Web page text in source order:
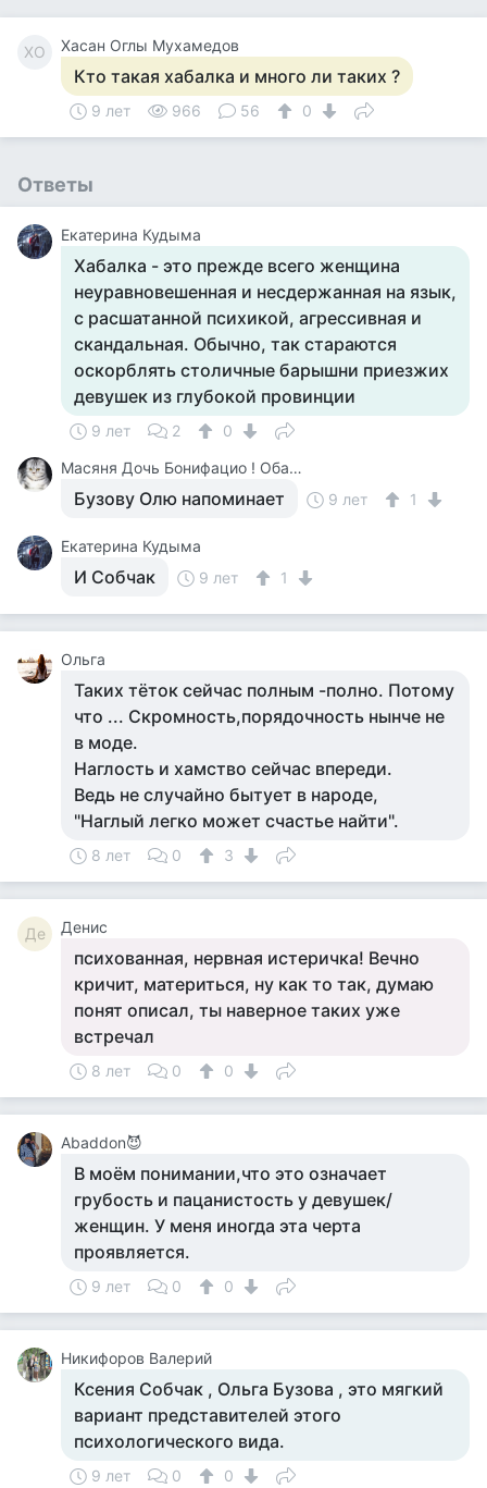
ХО Хасан Оглы Мухамедов
Кто такая хабалка и много ли таких ?
9 лет 966 56 0
Ответы
Екатерина Кудыма
Хабалка - это прежде всего женщина
неуравновешенная и несдержанная на язык,
с расшатанной психикой, агрессивная и
скандальная. Обычно, так стараются
оскорблять столичные барышни приезжих
девушек из глубокой провинции
9 лет 2
0
Масяня Дочь Бонифацио ! Обалдеть !
Бузову Олю напоминает 9 лет 1
Екатерина Кудыма
И Собчак 9 лет 1
Ольга
Таких тёток сейчас полным -полно. Потому
что ... Скромность,порядочность нынче не
в моде.
Наглость и хамство сейчас впереди.
Ведь не случайно бытует в народе,
"Наглый легко может счастье найти".
8 лет 0 3
Де Денис
психованная, нервная истеричка! Вечно
кричит, материться, ну как то так, думаю
понят описал, ты наверное таких уже
встречал
8 лет 0 0
Abaddon😈
В моём понимании,что это означает
грубость и пацанистость у девушек/
женщин. У меня иногда эта черта
проявляется.
9 лет 0 0
Никифоров Валерий
Ксения Собчак , Ольга Бузова , это мягкий
вариант представителей этого
психологического вида.
9 лет 0 0